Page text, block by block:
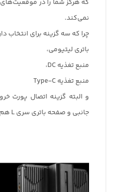
که هرگز شما را در موقعیت‌های
نمی‌کند.
چرا که سه گزینه برای انتخاب
باتری لیتیومی،
منبع تغذیه DC،
منبع تغذیه Type-C
جانبی و صفحه باتری سری L هم موجود است.